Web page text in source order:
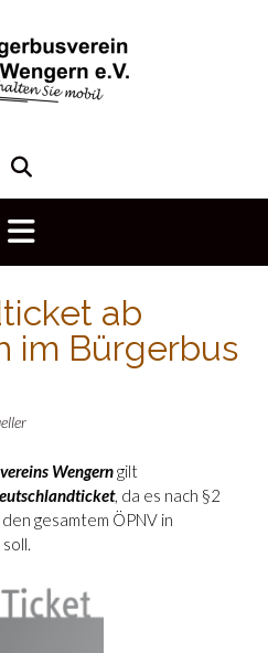
ab
im Bürgerbus
Wengerngilt
, da es nach §2
gesamtem ÖPNV in